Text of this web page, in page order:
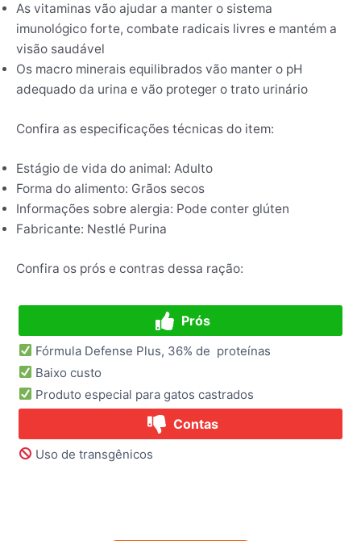
As vitaminas vão ajudar a manter o sistema
imunológico forte, combate radicais livres e mantém a
visão saudável
Os macro minerais equilibrados vão manter o pH
adequado da urina e vão proteger o trato urinário
Confira as especificações técnicas do item:
Estágio de vida do animal: Adulto
Forma do alimento: Grãos secos
Informações sobre alergia: Pode conter glúten
Fabricante: Nestlé Purina
Confira os prós e contras dessa ração:
Prós
Fórmula Defense Plus, 36% de proteínas
Baixo custo
Produto especial para gatos castrados
Contas
Uso de transgênicos